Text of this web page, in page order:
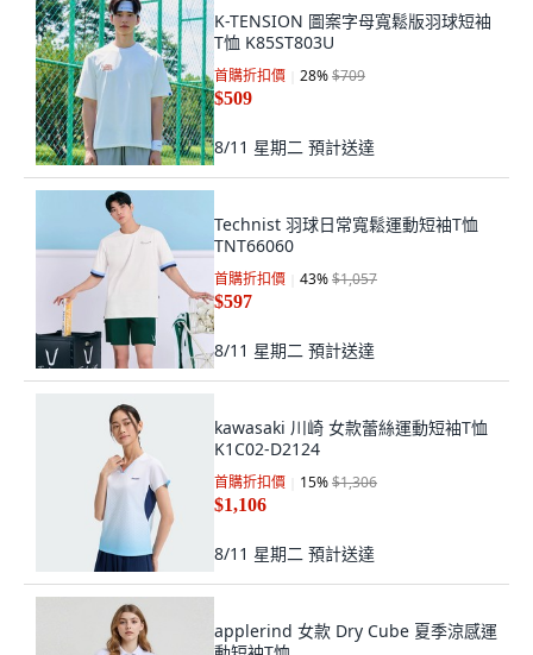
K-TENSION 圖案字母寬鬆版羽球短袖
T恤 K85ST803U
首購折扣價 28%$709
$509
8/11 星期二 預計送達
Technist 羽球日常寬鬆運動短袖T恤
TNT66060
首購折扣價 43%$1,057
$597
8/11 星期二 預計送達
kawasaki 川崎 女款蕾絲運動短袖T恤
K1C02-D2124
首購折扣價 15%$1,306
$1,106
8/11 星期二 預計送達
applerind 女款 Dry Cube 夏季涼感運